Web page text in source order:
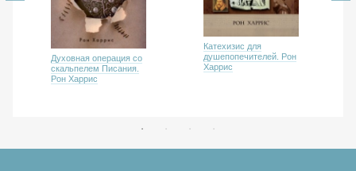
Духовная операция со
скальпелем Писания.
Рон Харрис
Катехизис для
душепопечителей. Рон
Харрис